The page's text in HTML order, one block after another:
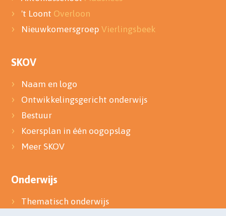
't Loont Overloon
NieuwkomersgroepVierlingsbeek
SKOV
Naam en logo
Ontwikkelingsgericht onderwijs
Bestuur
Koersplan in één oogopslag
Meer SKOV
Onderwijs
Thematisch onderwijs